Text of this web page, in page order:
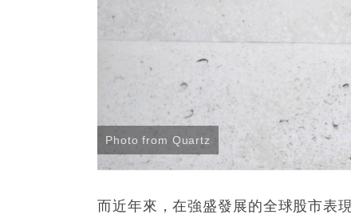
Photo from Quartz
而近年來，在強盛發展的全球股市表